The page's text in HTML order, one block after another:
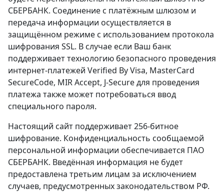
СБЕРБАНК. Соединение с платёжным шлюзом и
передача информации осуществляется в
защищённом режиме с использованием протокола
шифрования SSL. В случае если Ваш банк
поддерживает технологию безопасного проведения
интернет-платежей Verified By Visa, MasterCard
SecureCode, MIR Accept, J-Secure для проведения
платежа также может потребоваться ввод
специального пароля.
Настоящий сайт поддерживает 256-битное
шифрование. Конфиденциальность сообщаемой
персональной информации обеспечивается ПАО
СБЕРБАНК. Введённая информация не будет
предоставлена третьим лицам за исключением
случаев, предусмотренных законодательством РФ.